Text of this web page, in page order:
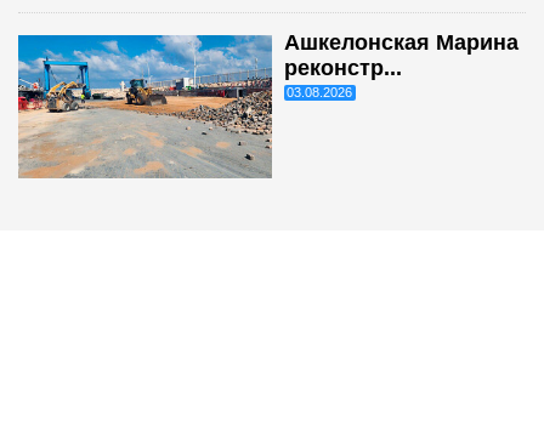
Ашкелонская Марина
реконстр...
03.08.2026